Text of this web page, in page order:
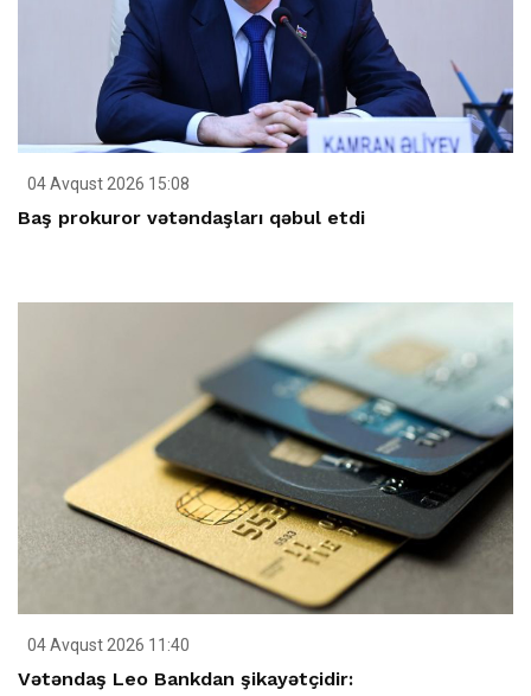
04 Avqust 2026 15:08
Baş prokuror vətəndaşları qəbul etdi
04 Avqust 2026 11:40
Vətəndaş Leo Bankdan şikayətçidir: